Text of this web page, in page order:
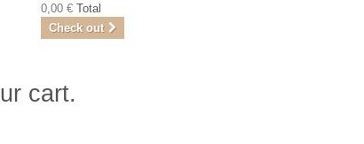
0,00 € Total
Check out
cart.